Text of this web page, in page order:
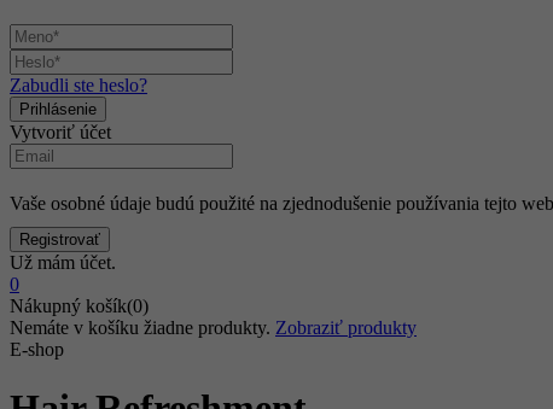
Zabudli ste heslo?
Vytvoriť účet
Vaše osobné údaje budú použité na zjednodušenie používania tejto
Už mám účet.
0
Nákupný košík(0)
Nemáte v košíku žiadne produkty. Zobraziť produkty
E-shop